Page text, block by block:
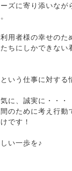
ズに寄り添いな
利用者様の幸せの
ちにしかできない
いう仕事に対する
に、誠実に・・・
のために考え行動
です！
い一歩を♪